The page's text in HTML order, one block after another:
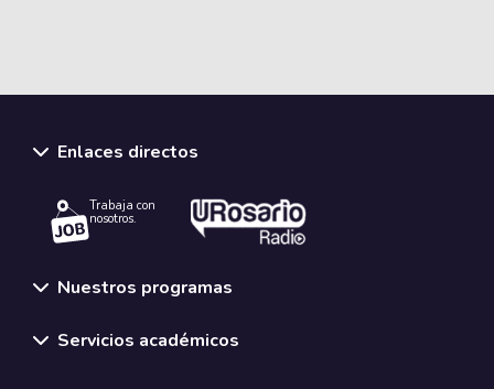
Enlaces directos
Trabaja con
nosotros.
Nuestros programas
Servicios académicos